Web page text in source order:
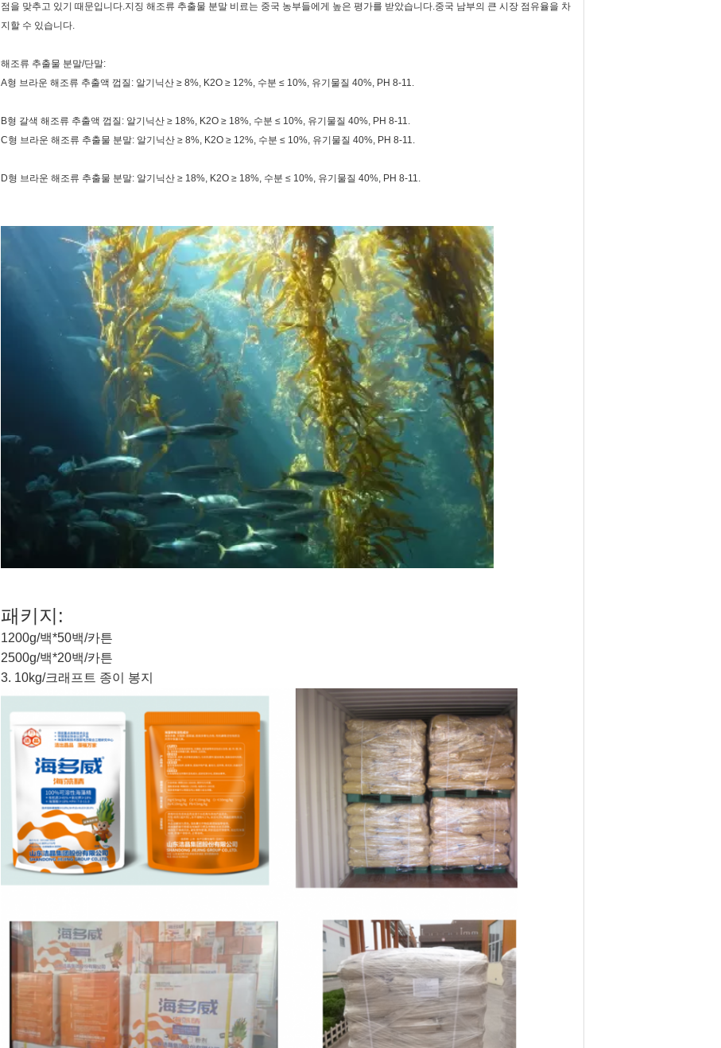
점을 맞추고 있기 때문입니다.지징 해조류 추출물 분말 비료는 중국 농부들에게 높은 평가를 받았습니다.중국 남부의 큰 시장 점유율을 차
지할 수 있습니다.
해조류 추출물 분말/단말:
A형 브라운 해조류 추출액 껍질: 알기닉산 ≥ 8%, K2O ≥ 12%, 수분 ≤ 10%, 유기물질 40%, PH 8-11.
B형 갈색 해조류 추출액 껍질: 알기닉산 ≥ 18%, K2O ≥ 18%, 수분 ≤ 10%, 유기물질 40%, PH 8-11.
C형 브라운 해조류 추출물 분말: 알기닉산 ≥ 8%, K2O ≥ 12%, 수분 ≤ 10%, 유기물질 40%, PH 8-11.
D형 브라운 해조류 추출물 분말: 알기닉산 ≥ 18%, K2O ≥ 18%, 수분 ≤ 10%, 유기물질 40%, PH 8-11.
패키지:
1200g/백*50백/카튼
2500g/백*20백/카튼
3. 10kg/크래프트 종이 봉지